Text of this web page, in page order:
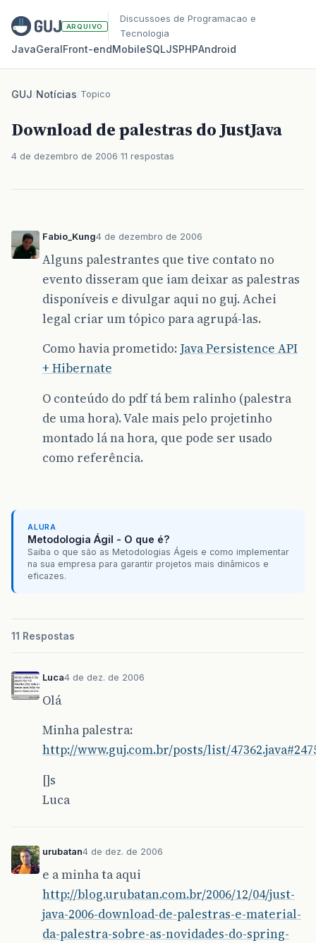
ARQUIVO
Discussoes de Programacao e
Tecnologia
JavaGeralFront‑endMobileSQLJSPHPAndroid
GUJ/Notícias/Topico
Download de palestras do JustJava
4 de dezembro de 2006 11 respostas
Fabio_Kung4 de dezembro de 2006
Alguns palestrantes que tive contato no
evento disseram que iam deixar as palestras
disponíveis e divulgar aqui no guj. Achei
legal criar um tópico para agrupá-las.
Como havia prometido: Java Persistence API
+ Hibernate
O conteúdo do pdf tá bem ralinho (palestra
de uma hora). Vale mais pelo projetinho
montado lá na hora, que pode ser usado
como referência.
ALURA
Metodologia Ágil - O que é?
Saiba o que são as Metodologias Ágeis e como implementar
na sua empresa para garantir projetos mais dinâmicos e
eficazes.
11 Respostas
Luca4 de dez. de 2006
Olá
Minha palestra:
http://www.guj.com.br/posts/list/
[]s
Luca
urubatan4 de dez. de 2006
e a minha ta aqui
http://blog.urubatan.com.br/2006/12/04/just-
java-2006-download-de-palestras-e-material-
da-palestra-sobre-as-novidades-do-spring-